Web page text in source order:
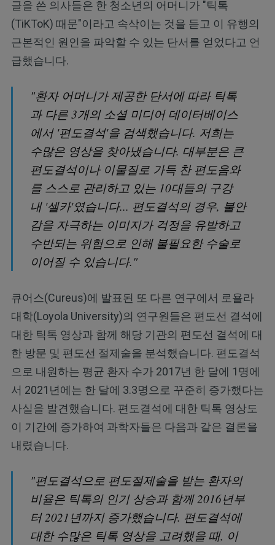
글을 쓴 의사들은 한 청소년의 어머니가 "틱톡
(TiKToK) 때문"이라고 속삭이는 것을 듣고 이 유행의
근본적인 원인을 파악할 수 있는 단서를 얻었다고 언
급했습니다.
"환자 어머니가 제공한 단서에 따라 틱톡
과 다른 3개의 소셜 미디어 데이터베이스
에서 '편도결석'을 검색했습니다. 저희는
수많은 영상을 찾아냈습니다. 대부분은 큰
편도결석이나 이물질로 가득 찬 편도음와
를 스스로 관리하고 있는 10대들의 구강
내 '셀카'였습니다... 편도결석의 경우, 불안
감을 자극하는 이미지가 걱정을 유발하고
수반되는 위험으로 인해 불필요한 수술로
이어질 수 있습니다."
큐어스(Cureus)에 발표된 또 다른 연구에서 로욜라
대학(Loyola University)의 연구원들은 편도선 결석에
대한 틱톡 영상과 함께 해당 기관의 편도선 결석에 대
한 방문 및 편도선 절제술을 분석했습니다. 편도결석
으로 내원하는 평균 환자 수가 2017년 한 달에 1명에
서 2021년에는 한 달에 3.3명으로 꾸준히 증가했다는
사실을 발견했습니다. 편도결석에 대한 틱톡 영상도
이 기간에 증가하여 과학자들은 다음과 같은 결론을
내렸습니다.
"편도결석으로 편도절제술을 받는 환자의
비율은 틱톡의 인기 상승과 함께 2016년부
터 2021년까지 증가했습니다. 편도결석에
대한 수많은 틱톡 영상을 고려했을 때, 이